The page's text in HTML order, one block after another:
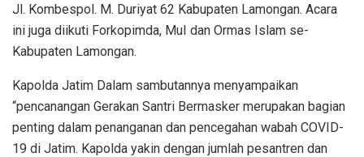
Jl. Kombespol. M. Duriyat 62 Kabupaten Lamongan. Acara
ini juga diikuti Forkopimda, MuI dan Ormas Islam se-
Kabupaten Lamongan.
Kapolda Jatim Dalam sambutannya menyampaikan
“pencanangan Gerakan Santri Bermasker merupakan bagian
penting dalam penanganan dan pencegahan wabah COVID-
19 di Jatim. Kapolda yakin dengan jumlah pesantren dan